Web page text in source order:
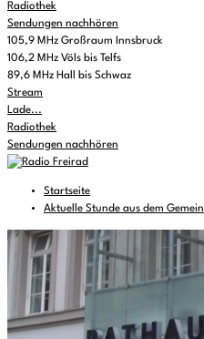
Radiothek
Sendungen nachhören
105,9 MHz Großraum Innsbruck
106,2 MHz Völs bis Telfs
89,6 MHz Hall bis Schwaz
Stream
Lade...
Radiothek
Sendungen nachhören
Startseite
Aktuelle Stunde aus dem